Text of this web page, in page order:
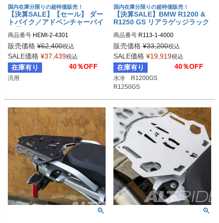
国内在庫分限りの超特価販売！
【決算SALE】【セール】 ダー
トバイク／アドベンチャーバイ
40L AltRider(アルトライダー)
商品番号 HEMI-2-4301
販売価格 ¥62,400税込
SALE価格 ¥37,439税込
在庫有り 40％OFF
汎用
国内在庫分限りの超特価販売！
【決算SALE】BMW R1200 &
R1250 GS リアラゲッジラック
商品番号 R113-1-4000
alt_R113-1-4000
販売価格 ¥33,200税込
SALE価格 ¥19,919税込
在庫有り 40％OFF
水冷　R1200GS
R1250GS